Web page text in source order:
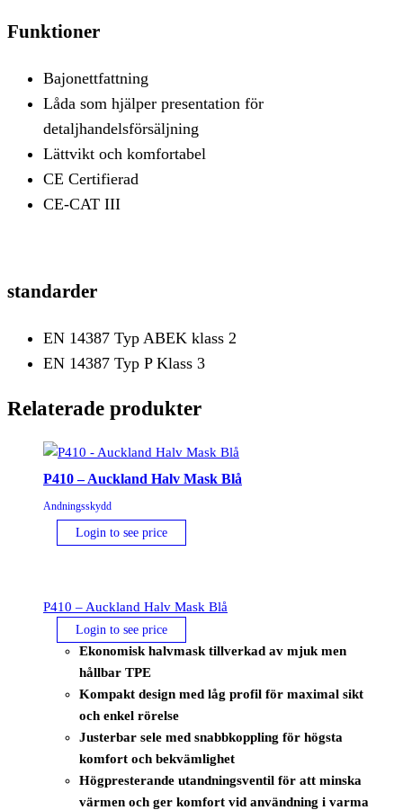
Funktioner
Bajonettfattning
Låda som hjälper presentation för
detaljhandelsförsäljning
Lättvikt och komfortabel
CE Certifierad
CE-CAT III
standarder
EN 14387 Typ ABEK klass 2
EN 14387 Typ P Klass 3
Relaterade produkter
P410 – Auckland Halv Mask Blå
Andningsskydd
Login to see price
P410 – Auckland Halv Mask Blå
Login to see price
Ekonomisk halvmask tillverkad av mjuk men
hållbar TPE
Kompakt design med låg profil för maximal sikt
och enkel rörelse
Justerbar sele med snabbkoppling för högsta
komfort och bekvämlighet
Högpresterande utandningsventil för att minska
värmen och ger komfort vid användning i varma